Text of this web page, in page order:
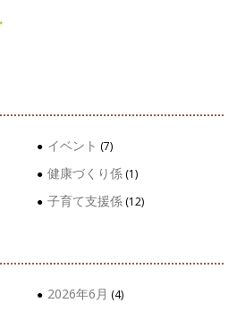
イベント (7)
健康づくり係 (1)
子育て支援係 (12)
2026年6月 (4)